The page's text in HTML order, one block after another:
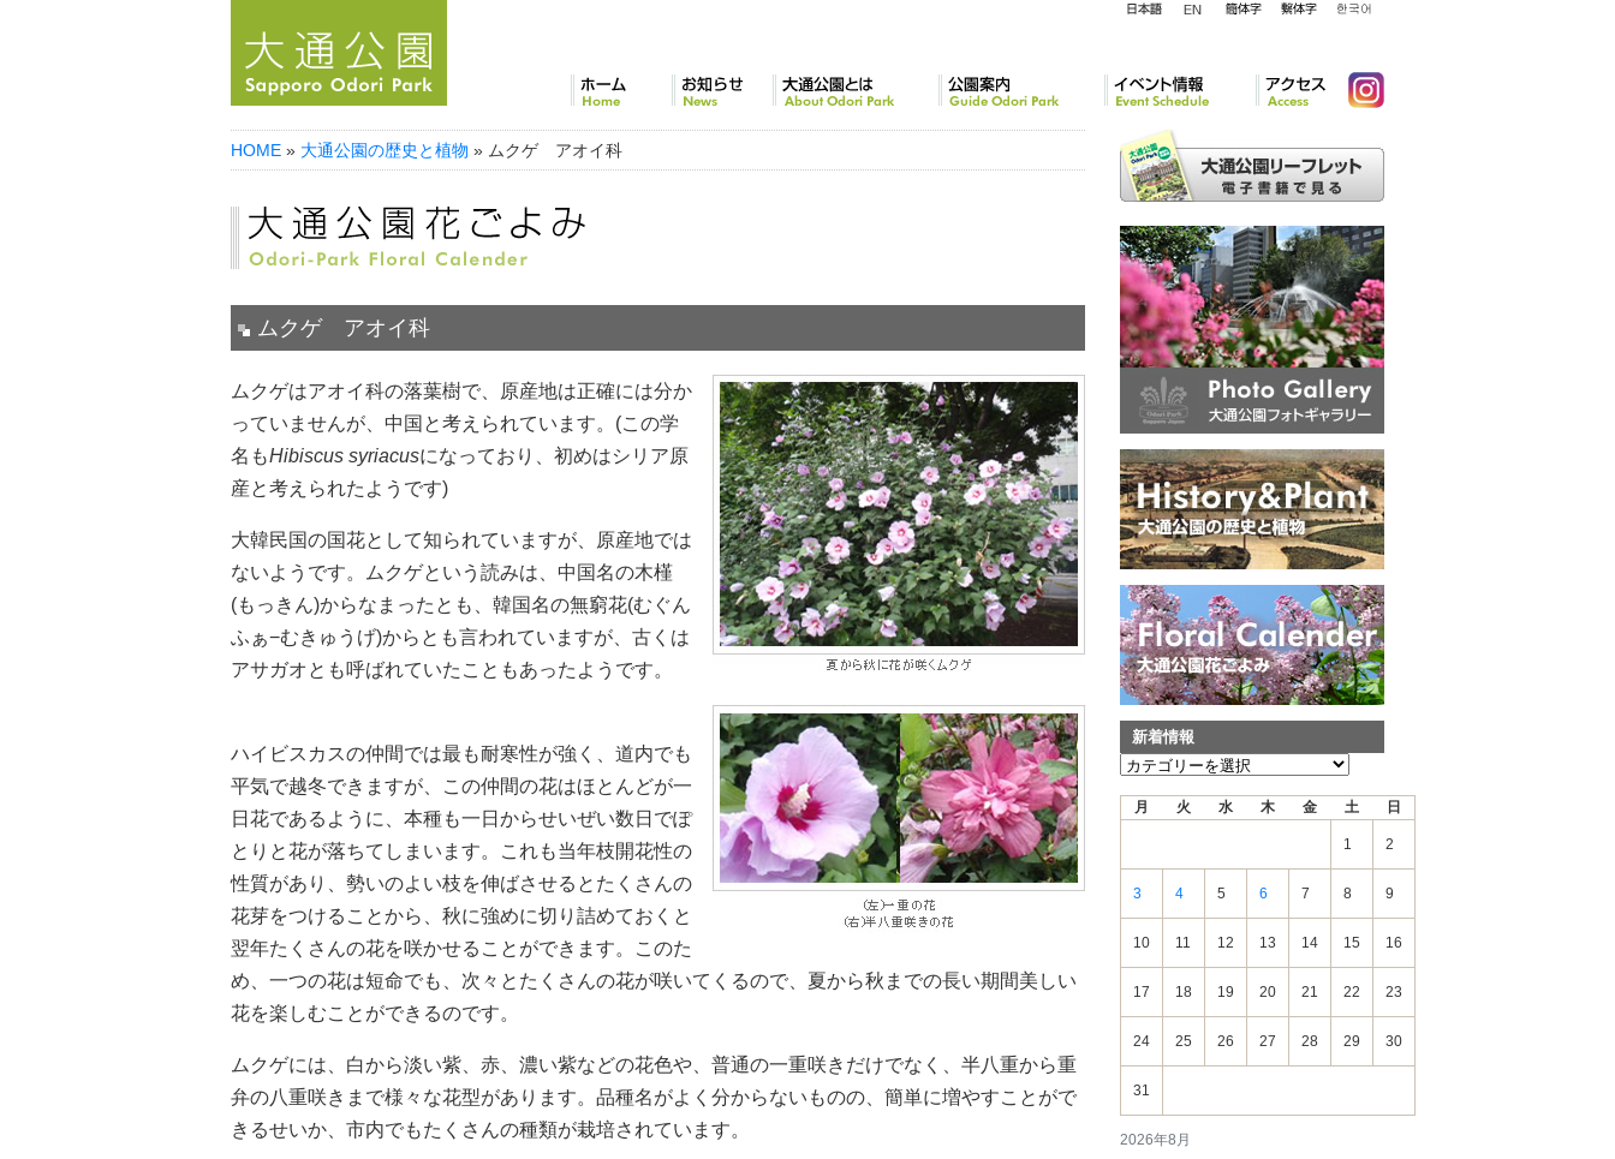
ス
HOME » 大通公園の歴史と植物 » ムクゲ アオイ科
ムクゲ アオイ科
ムクゲ アオイ科
ムクゲはアオイ科の落葉樹で、原産地は正確には分か
っていませんが、中国と考えられています。(この学
名もHibiscus syriacusになっており、初めはシリア原
産と考えられたようです)
大韓民国の国花として知られていますが、原産地では
ないようです。ムクゲという読みは、中国名の木槿
(もっきん)からなまったとも、韓国名の無窮花(むぐん
ふぁ−むきゅうげ)からとも言われていますが、古くは
アサガオとも呼ばれていたこともあったようです。
ハイビスカスの仲間では最も耐寒性が強く、道内でも
平気で越冬できますが、この仲間の花はほとんどが一
日花であるように、本種も一日からせいぜい数日でぽ
とりと花が落ちてしまいます。これも当年枝開花性の
性質があり、勢いのよい枝を伸ばさせるとたくさんの
花芽をつけることから、秋に強めに切り詰めておくと
翌年たくさんの花を咲かせることができます。このた
め、一つの花は短命でも、次々とたくさんの花が咲いてくるので、夏から秋までの長い期間美しい
花を楽しむことができるのです。
ムクゲには、白から淡い紫、赤、濃い紫などの花色や、普通の一重咲きだけでなく、半八重から重
弁の八重咲きまで様々な花型があります。品種名がよく分からないものの、簡単に増やすことがで
きるせいか、市内でもたくさんの種類が栽培されています。
新着情報
新
2026年8月
月 火 水 木 金 土 日
1 2
3 4 5 6 7 8 9
10 11 12 13 14 15 16
17 18 19 20 21 22 23
24 25 26 27 28 29 30
31